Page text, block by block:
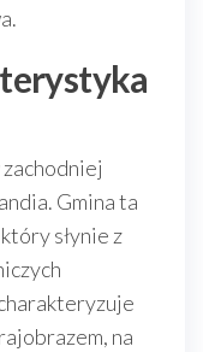
Gmina ta
słynie z
na